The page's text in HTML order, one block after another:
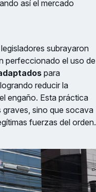
así el mercado
subrayaron
perfeccionado el uso de
para
reducir la
engaño. Esta práctica
sino que socava
fuerzas del orden.